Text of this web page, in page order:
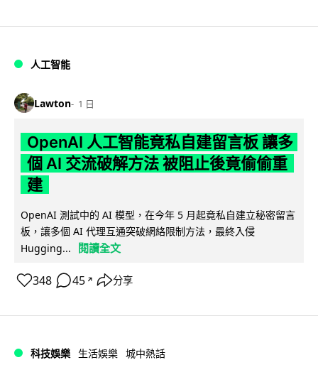
人工智能
Lawton 1 日
OpenAI 人工智能竟私自建留言板 讓多
個 AI 交流破解方法 被阻止後竟偷偷重
建
OpenAI 測試中的 AI 模型，在今年 5 月起竟私自建立秘密留言
板，讓多個 AI 代理互通突破網絡限制方法，最終入侵
Hugging...
閱讀全文
348 45 ↗ 分享
科技娛樂 生活娛樂 城中熱話